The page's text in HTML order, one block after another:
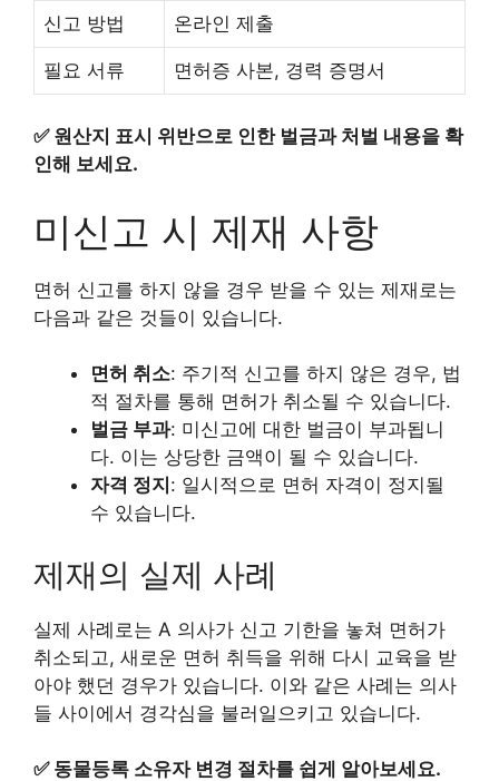
신고 방법 온라인 제출
필요 서류 면허증 사본, 경력 증명서
✅ 원산지 표시 위반으로 인한 벌금과 처벌 내용을 확
인해 보세요.
미신고 시 제재 사항
면허 신고를 하지 않을 경우 받을 수 있는 제재로는
다음과 같은 것들이 있습니다.
면허 취소: 주기적 신고를 하지 않은 경우, 법
적 절차를 통해 면허가 취소될 수 있습니다.
벌금 부과: 미신고에 대한 벌금이 부과됩니
다. 이는 상당한 금액이 될 수 있습니다.
자격 정지 : 일시적으로 면허 자격이 정지될
수 있습니다.
제재의 실제 사례
실제 사례로는 A 의사가 신고 기한을 놓쳐 면허가
취소되고, 새로운 면허 취득을 위해 다시 교육을 받
아야 했던 경우가 있습니다. 이와 같은 사례는 의사
들 사이에서 경각심을 불러일으키고 있습니다.
✅ 동물등록 소유자 변경 절차를 쉽게 알아보세요.